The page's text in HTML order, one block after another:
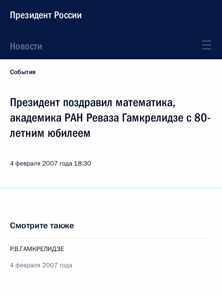
Президент России
Новости
События
Президент поздравил математика,
академика РАН Реваза Гамкрелидзе с 80-
летним юбилеем
4 февраля 2007 года 18:30
Смотрите также
Р.В.ГАМКРЕЛИДЗЕ
4 февраля 2007 года